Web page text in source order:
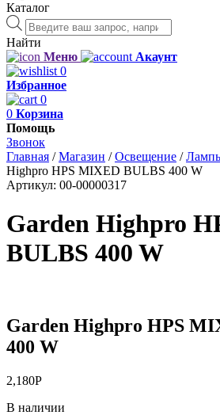
Каталог
Поиск
товаров
Найти
Меню
Акаунт
0
Избранное
0
0 Корзина
Помощь
Звонок
Главная /Магазин /Освещение /
Highpro HPS MIXED BULBS 400 W
Артикул: 00-00000317
Garden Highpro
BULBS 400 W
Garden Highpro HPS
400 W
2,180Р
В наличии